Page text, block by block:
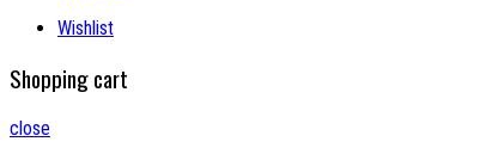
Wishlist
Shopping cart
close